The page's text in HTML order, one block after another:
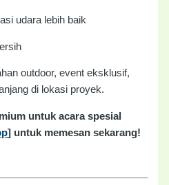
udara lebih baik
outdoor, event eksklusif,
di lokasi proyek.
untuk acara spesial
] untuk memesan sekarang!